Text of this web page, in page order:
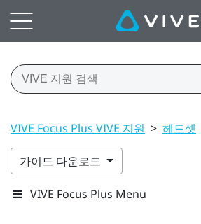
VIVE Focus Plus VIVE 지원 > 헤드셋
가이드 다운로드
VIVE Focus Plus Menu